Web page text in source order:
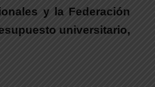
y la Federación
universitario,